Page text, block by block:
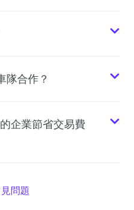
隊合作？
企業節省交易費
問題